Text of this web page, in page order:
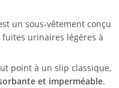
un sous-vêtement conçu
urinaires légères à
point à un slip classique,
et imperméable.